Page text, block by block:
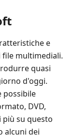
e
multimediali.
quasi
d'oggi.
possibile
DVD,
più su questo
alcuni dei